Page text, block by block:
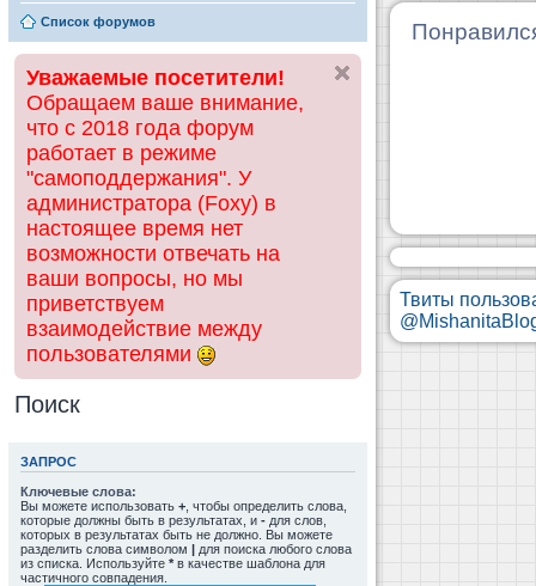
Список форумов
Уважаемые посетители!
Обращаем ваше внимание,
что с 2018 года форум
работает в режиме
"самоподдержания". У
администратора (Foxy) в
настоящее время нет
возможности отвечать на
ваши вопросы, но мы
приветствуем
взаимодействие между
пользователями
Поиск
ЗАПРОС
Ключевые слова:
Вы можете использовать + , чтобы определить слова,
которые должны быть в результатах, и - для слов,
которых в результатах быть не должно. Вы можете
разделить слова символом | для поиска любого слова
из списка. Используйте * в качестве шаблона для
частичного совпадения.
Твиты